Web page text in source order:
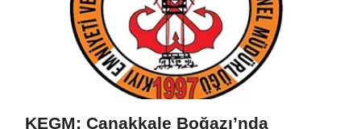
KEGM: Çanakkale Boğazı’nda